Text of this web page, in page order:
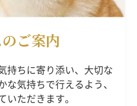
ご案内
持ちに寄り添い、大切な
気持ちで行えるよう、
いただきます。